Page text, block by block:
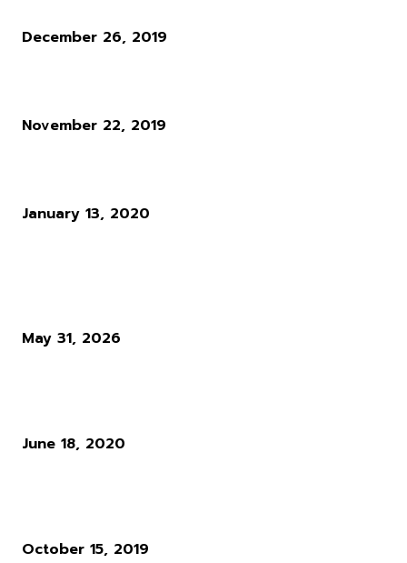
December 26, 2019
November 22, 2019
January 13, 2020
May 31, 2026
June 18, 2020
October 15, 2019